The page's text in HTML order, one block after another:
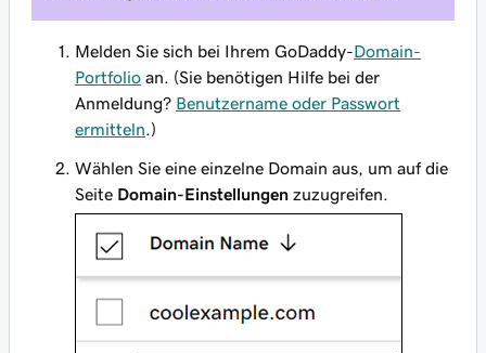
Melden Sie sich bei Ihrem GoDaddy-Domain-
Portfolio an. (Sie benötigen Hilfe bei der
Anmeldung? Benutzername oder Passwort
ermitteln .)
Wählen Sie eine einzelne Domain aus, um auf die
Seite Domain-Einstellungen zuzugreifen.